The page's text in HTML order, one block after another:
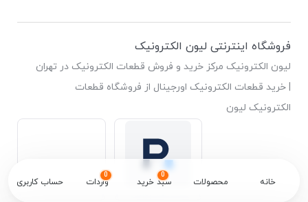
خانه محصولات
0
سبد خرید
0
واردات حساب کاربری
فروشگاه اینترنتی لیون الکترونیک
لیون الکترونیک مرکز خرید و فروش قطعات الکترونیک در تهران
| خرید قطعات الکترونیک اورجینال از فروشگاه قطعات
الکترونیک لیون